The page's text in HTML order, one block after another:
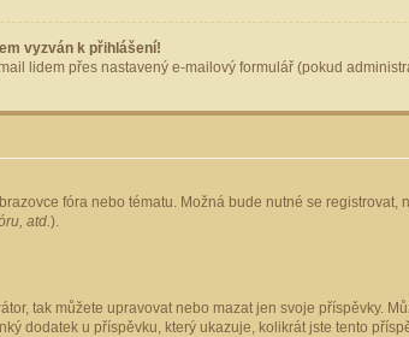
vyzván k přihlášení!
lidem přes nastavený e-mailový formulář (pokud
fóra nebo tématu. Možná bude nutné se
atd.).
tak můžete upravovat nebo mazat jen svoje příspěvky.
dodatek u příspěvku, který ukazuje, kolikrát jste tento